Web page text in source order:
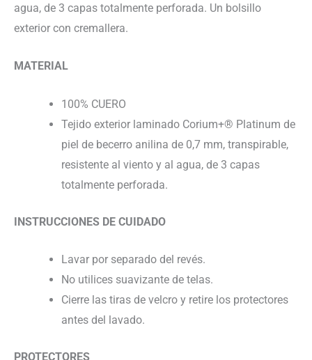
agua, de 3 capas totalmente perforada. Un bolsillo
exterior con cremallera.
MATERIAL
100% CUERO
Tejido exterior laminado Corium+® Platinum de
piel de becerro anilina de 0,7 mm, transpirable,
resistente al viento y al agua, de 3 capas
totalmente perforada.
INSTRUCCIONES DE CUIDADO
Lavar por separado del revés.
No utilices suavizante de telas.
Cierre las tiras de velcro y retire los protectores
antes del lavado.
PROTECTORES